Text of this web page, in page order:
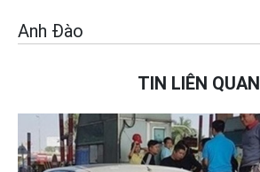
Anh Đào
TIN LIÊN QUAN